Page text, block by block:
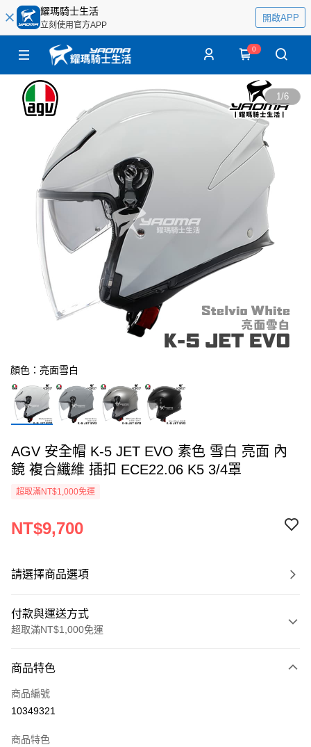
耀瑪騎士生活
立刻使用官方APP
開啟APP
0
1/6
顏色：亮面雪白
AGV 安全帽 K-5 JET EVO 素色 雪白 亮面 內
鏡 複合纖維 插扣 ECE22.06 K5 3/4罩
超取滿NT$1,000免運
NT$9,700
請選擇商品選項
付款與運送方式
超取滿NT$1,000免運
信用卡一次付款
超商取貨付款
商品特色
商品編號
10349321
商品特色